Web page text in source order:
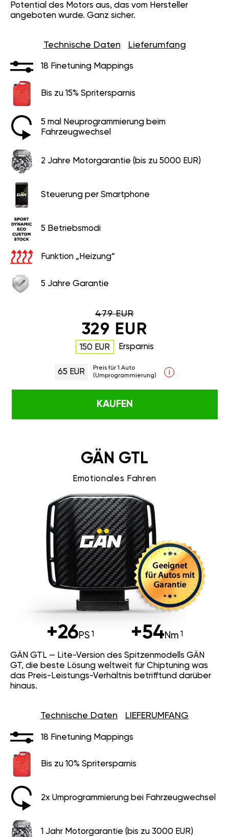
Potential des Motors aus, das vom Hersteller
angeboten wurde. Ganz sicher.
Technische Daten Lieferumfang
18 Finetuning Mappings
Bis zu 15% Spritersparnis
5 mal Neuprogrammierung beim
Fahrzeugwechsel
2 Jahre Motorgarantie (bis zu 5000 EUR)
Steuerung per Smartphone
5 Betriebsmodi
Funktion „Heizung“
5 Jahre Garantie
479 EUR
329 EUR
150 EUR Ersparnis
65 EUR
Preis für 1 Auto
(Umprogrammierung)
i
KAUFEN
GÄN GTL
Emotionales Fahren
+26PS +54Nm
GÄN GTL — Lite-Version des Spitzenmodells GÄN
GT, die beste Lösung weltweit für Chiptuning was
das Preis-Leistungs-Verhältnis betrifftund darüber
hinaus.
Technische Daten LIEFERUMFANG
18 Finetuning Mappings
Bis zu 10% Spritersparnis
2x Umprogrammierung bei Fahrzeugwechsel
1 Jahr Motorgarantie (bis zu 3000 EUR)